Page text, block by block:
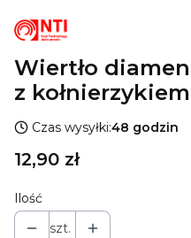
Wiertło
z
Czas wysyłki:48 godzin
Cena
12,90 zł
Ilość
szt.